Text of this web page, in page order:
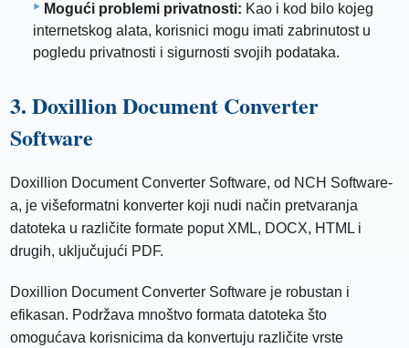
Mogući problemi privatnosti: Kao i kod bilo kojeg
internetskog alata, korisnici mogu imati zabrinutost u
pogledu privatnosti i sigurnosti svojih podataka.
3. Doxillion Document Converter
Software
Doxillion Document Converter Software, od NCH Software-
a, je višeformatni konverter koji nudi način pretvaranja
datoteka u različite formate poput XML, DOCX, HTML i
drugih, uključujući PDF.
Doxillion Document Converter Software je robustan i
efikasan. Podržava mnoštvo formata datoteka što
omogućava korisnicima da konvertuju različite vrste